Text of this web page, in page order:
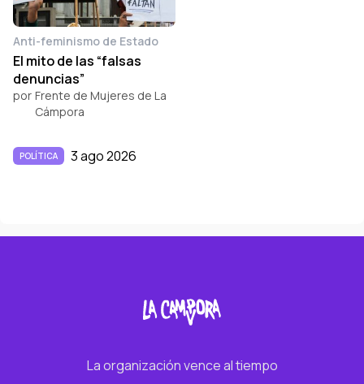
Anti-feminismo de Estado
El mito de las “falsas
denuncias”
por Frente de Mujeres de La
Cámpora
POLÍTICA 3 ago 2026
La organización vence al tiempo